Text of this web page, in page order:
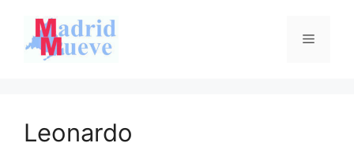
contenido
Menú
Leonardo